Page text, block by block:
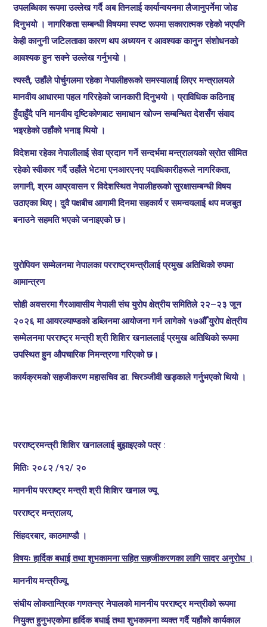
उपलब्धिका रूपमा उल्लेख गर्दै अब तिनलाई कार्यान्वयनमा लैजानुपर्नेमा जोड
दिनुभयो । नागरिकता सम्बन्धी विषयमा स्पष्ट रूपमा सकारात्मक रहेको भएपनि
केही कानुनी जटिलताका कारण थप अध्ययन र आवश्यक कानुन संशोधनको
आवश्यक हुन सक्ने उल्लेख गर्नुभयो ।
त्यस्तै, उहाँले पोर्चुगलमा रहेका नेपालीहरूको समस्यालाई लिएर मन्त्रालयले
मानवीय आधारमा पहल गरिरहेको जानकारी दिनुभयो । प्राविधिक कठिनाइ
हुँदाहुँदै पनि मानवीय दृष्टिकोणबाट समाधान खोज्न सम्बन्धित देशसँग संवाद
भइरहेको उहाँको भनाइ थियो ।
विदेशमा रहेका नेपालीलाई सेवा प्रदान गर्ने सन्दर्भमा मन्त्रालयको स्रोत सीमित
रहेको स्वीकार गर्दै उहाँले भेटमा एनआरएनए पदाधिकारीहरूले नागरिकता,
लगानी, श्रम आप्रवासन र विदेशस्थित नेपालीहरूको सुरक्षासम्बन्धी विषय
उठाएका थिए। दुवै पक्षबीच आगामी दिनमा सहकार्य र समन्वयलाई थप मजबुत
बनाउने सहमति भएको जनाइएको छ।
युरोपियन सम्मेलनमा नेपालका परराष्ट्रमन्त्रीलाई प्रमुख अतिथिको रुपमा
आमान्त्रण
सोही अवसरमा गैरआवासीय नेपाली संघ युरोप क्षेत्रीय समितिले २२–२३ जून
२०२६ मा आयरल्याण्डको डब्लिनमा आयोजना गर्न लागेको १७औँ युरोप क्षेत्रीय
सम्मेलनमा परराष्ट्र मन्त्री श्री शिशिर खनाललाई प्रमुख अतिथिको रूपमा
उपस्थित हुन औपचारिक निमन्त्रणा गरिएको छ।
कार्यक्रमको सहजीकरण महासचिव डा. चिरञ्जीवी खड्काले गर्नुभएको थियो ।
परराष्ट्रमन्त्री शिशिर खनाललाई बुझाइएको पत्र :
मितिः २०८२ /१२/ २०
माननीय परराष्ट्र मन्त्री श्री शिशिर खनाल ज्यू
परराष्ट्र मन्त्रालय,
सिंहदरबार, काठमाण्डौ ।
विषयःहार्दिक बधाई तथा शुभकामना सहित सहजीकरणका लागि सादर अनुरोध ।
माननीय मन्त्रीज्यू,
संघीय लोकतान्त्रिक गणतन्त्र नेपालको माननीय परराष्ट्र मन्त्रीको रूपमा
नियुक्त हुनुभएकोमा हार्दिक बधाई तथा शुभकामना व्यक्त गर्दै यहाँको कार्यकाल